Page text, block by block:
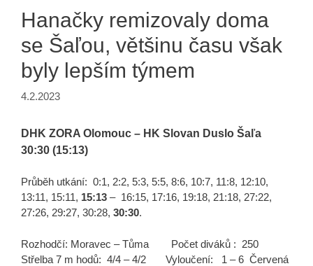
Hanačky remizovaly doma
se Šaľou, většinu času však
byly lepším týmem
4.2.2023
DHK ZORA Olomouc – HK Slovan Duslo Šaľa
30:30 (15:13)
Průběh utkání: 0:1, 2:2, 5:3, 5:5, 8:6, 10:7, 11:8, 12:10,
13:11, 15:11, 15:13 – 16:15, 17:16, 19:18, 21:18, 27:22,
27:26, 29:27, 30:28, 30:30.
Rozhodčí: Moravec – Tůma Počet diváků : 250
Střelba 7 m hodů: 4/4 – 4/2 Vyloučení: 1 – 6 Červená